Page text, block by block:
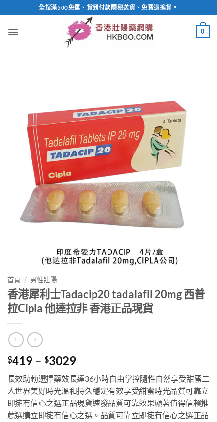
to
content
全館滿500免運、貨到付款隱秘送貨、免費退換貨。
0
首頁 / 男性壯陽
香港犀利士Tadacip20 tadalafil 20mg 西普
拉Cipla 他達拉非 香港正品現貨
$419 – $3029Price
range:
$419
through
$3029
長效助勃選擇藥效長達36小時自由掌控隨性自然享受甜蜜二
人世界美好時光溫和持久穩定有效享受甜蜜時光品質可靠立
即擁有信心之選正品現貨速發品質可靠效果顯著值得信賴推
薦選購立即擁有信心之選。品質可靠立即擁有信心之選正品